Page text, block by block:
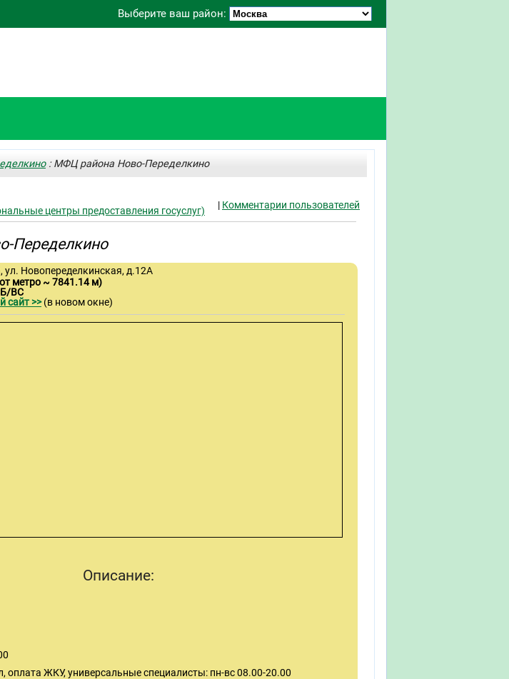
Выберите ваш район:
: МФЦ района Ново-Переделкино
| Комментарии пользователей
центры предоставления госуслуг)
Переделкино
ул. Новопеределкинская, д.12А
метро ~ 7841.14 м)
ВС
сайт >>(в новом окне)
Описание:
оплата ЖКУ, универсальные специалисты: пн-вс 08.00-20.00